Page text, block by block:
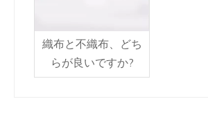
織布と不織布、どち
らが良いですか?